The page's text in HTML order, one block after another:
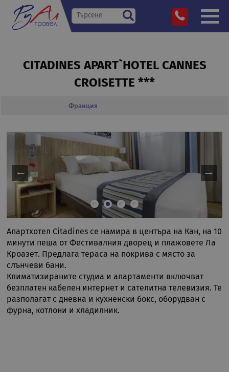
CITADINES APART`HOTEL CANNES
CROISETTE ***
Франция
Апартхотел Citadines се намира в центъра на Кан, на 10
минути пеша от Фестивалния дворец и плажовете Ла
Кроазет. Предлага тераса на покрива с място за
слънчеви бани.
Климатизираните студиа и апартаменти включват
безплатен кабелен интернет и сателитна телевизия. Те
разполагат с дневна и кухненски бокс, оборудван с
фурна, котлони и хладилник.